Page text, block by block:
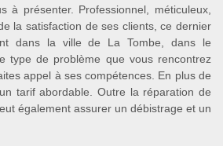
à présenter. Professionnel, méticuleux,
la satisfaction de ses clients, ce dernier
dans la ville de La Tombe, dans le
type de problème que vous rencontrez
appel à ses compétences. En plus de
tarif abordable. Outre la réparation de
également assurer un débistrage et un